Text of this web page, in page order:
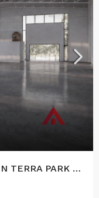
RENTA DE NAVE INDUSTRIAL EN TERRA PARK CENTENARIO, QUERETARO